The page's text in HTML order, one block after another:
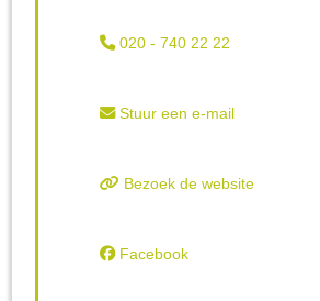
020 - 740 22 22
Stuur een e-mail
Bezoek de website
Facebook